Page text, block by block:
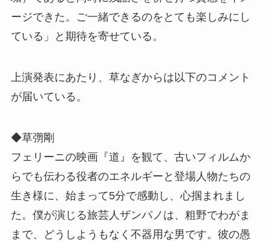
ージできた。ご一緒できるのをとても楽しみにし
ている」と期待を寄せている。
上演発表にあたり、草なぎからは以下のコメント
が届いている。
◆草彅剛
フェリーニの映画『道』を観て、古いフィルムか
らでも伝わる役者のエネルギーと登場人物たちの
生き様に、始まって5分で感動し、心掴まれまし
た。僕が演じる旅芸人ザンパノは、粗野でわがま
まで、どうしようもなく不器用な男です。彼の愚